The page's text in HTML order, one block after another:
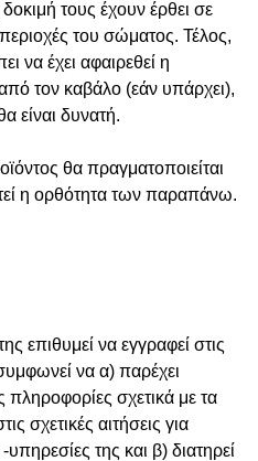
τους έχουν έρθει σε
του σώματος. Τέλος,
να έχει αφαιρεθεί η
από τον καβάλο (εάν υπάρχει),
είναι δυνατή.
θα πραγματοποιείται
η ορθότητα των παραπάνω.
επιθυμεί να εγγραφεί στις
να α) παρέχει
πληροφορίες σχετικά με τα
σχετικές αιτήσεις για
της και β) διατηρεί